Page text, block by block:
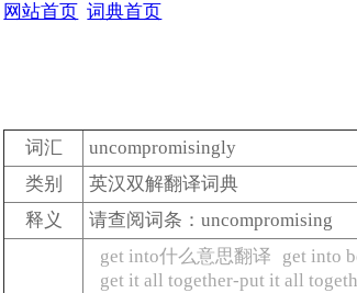
网站首页 词典首页
词汇
uncompromisingly
类别
英汉双解翻译词典
释义
请查阅词条：uncompromising
get into什么意思翻译 get into
get it all together-put it all